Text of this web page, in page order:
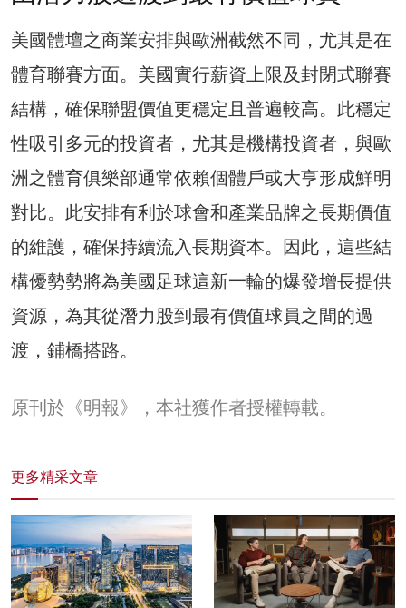
美國體壇之商業安排與歐洲截然不同，尤其是在
體育聯賽方面。美國實行薪資上限及封閉式聯賽
結構，確保聯盟價值更穩定且普遍較高。此穩定
性吸引多元的投資者，尤其是機構投資者，與歐
洲之體育俱樂部通常依賴個體戶或大亨形成鮮明
對比。此安排有利於球會和產業品牌之長期價值
的維護，確保持續流入長期資本。因此，這些結
構優勢勢將為美國足球這新一輪的爆發增長提供
資源，為其從潛力股到最有價值球員之間的過
渡，鋪橋搭路。
原刊於《明報》，本社獲作者授權轉載。
更多精采文章